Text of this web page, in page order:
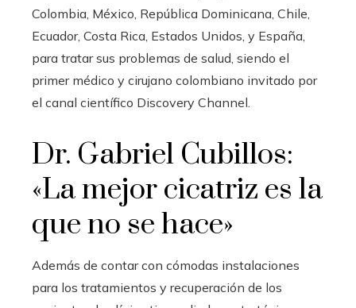
Colombia, México, República Dominicana, Chile,
Ecuador, Costa Rica, Estados Unidos, y España,
para tratar sus problemas de salud, siendo el
primer médico y cirujano colombiano invitado por
el canal científico Discovery Channel.
Dr. Gabriel Cubillos:
«La mejor cicatriz es la
que no se hace»
Además de contar con cómodas instalaciones
para los tratamientos y recuperación de los